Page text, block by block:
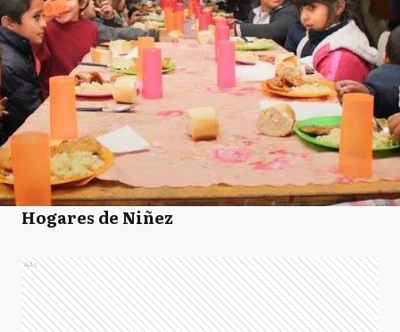
Hogares de Niñez
Ads